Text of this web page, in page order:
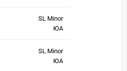
SL Minor
ЮА
SL Minor
ЮА